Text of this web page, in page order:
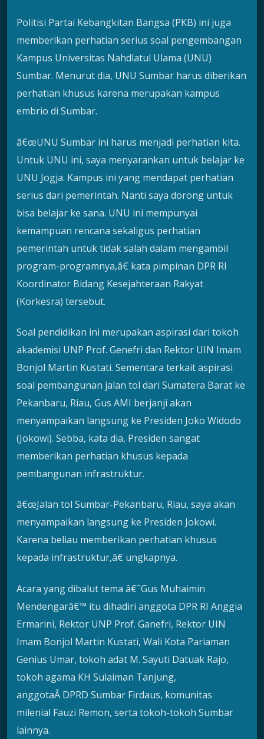
Politisi Partai Kebangkitan Bangsa (PKB) ini juga
memberikan perhatian serius soal pengembangan
Kampus Universitas Nahdlatul Ulama (UNU)
Sumbar. Menurut dia, UNU Sumbar harus diberikan
perhatian khusus karena merupakan kampus
embrio di Sumbar.
â€œUNU Sumbar ini harus menjadi perhatian kita.
Untuk UNU ini, saya menyarankan untuk belajar ke
UNU Jogja. Kampus ini yang mendapat perhatian
serius dari pemerintah. Nanti saya dorong untuk
bisa belajar ke sana. UNU ini mempunyai
kemampuan rencana sekaligus perhatian
pemerintah untuk tidak salah dalam mengambil
program-programnya,â€ kata pimpinan DPR RI
Koordinator Bidang Kesejahteraan Rakyat
(Korkesra) tersebut.
Soal pendidikan ini merupakan aspirasi dari tokoh
akademisi UNP Prof. Genefri dan Rektor UIN Imam
Bonjol Martin Kustati. Sementara terkait aspirasi
soal pembangunan jalan tol dari Sumatera Barat ke
Pekanbaru, Riau, Gus AMI berjanji akan
menyampaikan langsung ke Presiden Joko Widodo
(Jokowi). Sebba, kata dia, Presiden sangat
memberikan perhatian khusus kepada
pembangunan infrastruktur.
â€œJalan tol Sumbar-Pekanbaru, Riau, saya akan
menyampaikan langsung ke Presiden Jokowi.
Karena beliau memberikan perhatian khusus
kepada infrastruktur,â€ ungkapnya.
Acara yang dibalut tema â€˜Gus Muhaimin
Mendengarâ€™ itu dihadiri anggota DPR RI Anggia
Ermarini, Rektor UNP Prof. Ganefri, Rektor UIN
Imam Bonjol Martin Kustati, Wali Kota Pariaman
Genius Umar, tokoh adat M. Sayuti Datuak Rajo,
tokoh agama KH Sulaiman Tanjung,
anggotaÂ DPRD Sumbar Firdaus, komunitas
milenial Fauzi Remon, serta tokoh-tokoh Sumbar
lainnya.